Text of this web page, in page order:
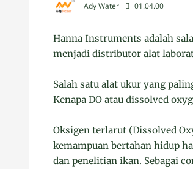
Ady Water 01.04.00
Hanna Instruments adalah
menjadi distributor alat
Salah satu alat ukur yang
Kenapa DO atau dissolved
Oksigen terlarut (Dissolved
kemampuan bertahan hidup
dan penelitian ikan. Sebagai